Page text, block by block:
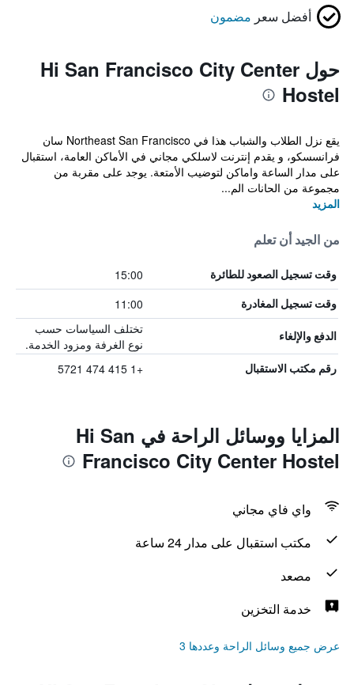
أفضل سعر مضمون
حول Hi San Francisco City Center
Hostel
يقع نزل الطلاب والشباب هذا في Northeast San Francisco سان
فرانسسكو، و يقدم إنترنت لاسلكي مجاني في الأماكن العامة، استقبال
على مدار الساعة واماكن لتوضيب الأمتعة. يوجد على مقربة من
مجموعة من الحانات الم...
المزيد
من الجيد أن تعلم
وقت تسجيل الصعود للطائرة 15:00
وقت تسجيل المغادرة 11:00
الدفع والإلغاء
تختلف السياسات حسب
نوع الغرفة ومزود الخدمة.
رقم مكتب الاستقبال +1 415 474 5721
المزايا ووسائل الراحة في Hi San
Francisco City Center Hostel
واي فاي مجاني
مكتب استقبال على مدار 24 ساعة
مصعد
خدمة التخزين
عرض جميع وسائل الراحة وعددها 3